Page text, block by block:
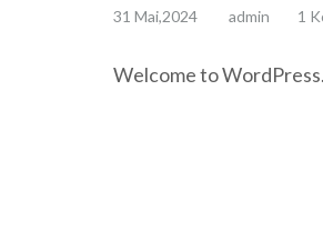
31 Mai,2024 admin 1
Welcome to